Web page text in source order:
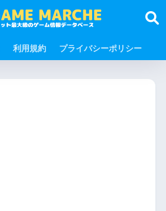
利用規約 プライバシーポリシー